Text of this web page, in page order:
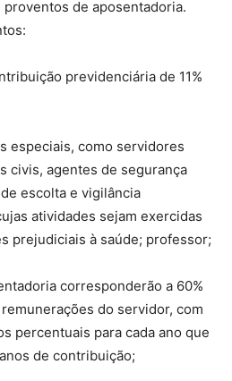
de aposentadoria.
previdenciária de 11%
especiais, como servidores
civis, agentes de segurança
escolta e vigilância
atividades sejam exercidas
prejudiciais à saúde; professor;
corresponderão a 60%
do servidor, com
percentuais para cada ano que
de contribuição;